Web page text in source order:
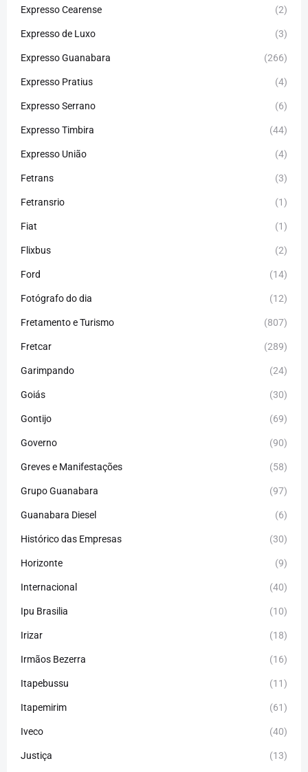
Expresso Cearense (2)
Expresso de Luxo (3)
Expresso Guanabara (266)
Expresso Pratius (4)
Expresso Serrano (6)
Expresso Timbira (44)
Expresso União (4)
Fetrans (3)
Fetransrio (1)
Fiat (1)
Flixbus (2)
Ford (14)
Fotógrafo do dia (12)
Fretamento e Turismo (807)
Fretcar (289)
Garimpando (24)
Goiás (30)
Gontijo (69)
Governo (90)
Greves e Manifestações (58)
Grupo Guanabara (97)
Guanabara Diesel (6)
Histórico das Empresas (30)
Horizonte (9)
Internacional (40)
Ipu Brasilia (10)
Irizar (18)
Irmãos Bezerra (16)
Itapebussu (11)
Itapemirim (61)
Iveco (40)
Justiça (13)